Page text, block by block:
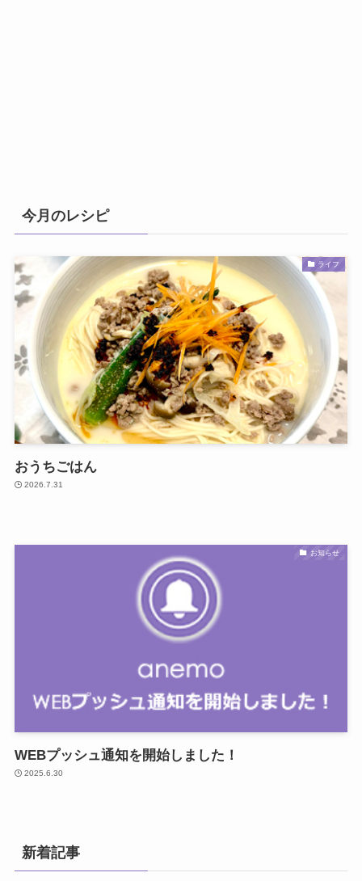
今月のレシピ
ライフ
おうちごはん
2026.7.31
お知らせ
WEBプッシュ通知を開始しました！
2025.6.30
新着記事